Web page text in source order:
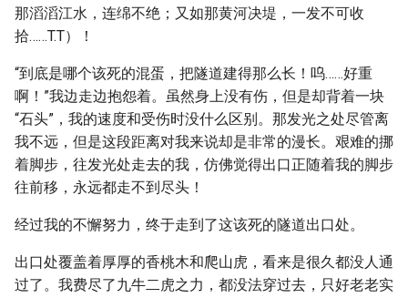
那滔滔江水，连绵不绝；又如那黄河决堤，一发不可收
拾……T.T）！
“到底是哪个该死的混蛋，把隧道建得那么长！呜……好重
啊！”我边走边抱怨着。虽然身上没有伤，但是却背着一块
“石头”，我的速度和受伤时没什么区别。那发光之处尽管离
我不远，但是这段距离对我来说却是非常的漫长。艰难的挪
着脚步，往发光处走去的我，仿佛觉得出口正随着我的脚步
往前移，永远都走不到尽头！
经过我的不懈努力，终于走到了这该死的隧道出口处。
出口处覆盖着厚厚的香桃木和爬山虎，看来是很久都没人通
过了。我费尽了九牛二虎之力，都没法穿过去，只好老老实